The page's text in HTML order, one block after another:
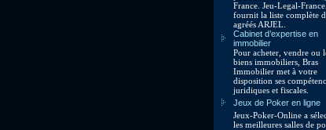
France. Jeu-Legal-
fournit la liste complète
agréés ARJEL.
Cabinet d’expertise en
immobilier
Pour acheter, vendre ou
biens immobiliers, Bras
Immobilier met à votre
disposition ses
juridiques et fiscales.
Jeux de Poker en ligne
Jeux-Poker-Online a
les meilleures salles de